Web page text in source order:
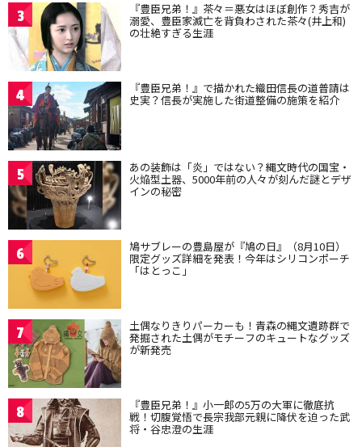
3 『豊臣兄弟！』茶々＝悪女はほぼ創作？秀吉が
溺愛、豊臣家滅亡を背負わされた茶々(井上和)
の壮絶すぎる生涯
4 『豊臣兄弟！』で描かれた織田信長の道普請は
史実？信長が実施した街道整備の施策を紹介
5 あの装飾は「炎」ではない？縄文時代の国宝・
火焔型土器、5000年前の人々が刻んだ謎とデザ
インの秘密
6 鳩サブレーの豊島屋が『鳩の日』（8月10日）
限定グッズ詳細を発表！今年はシリコンポーチ
「はとっこ」
7 土偶なりきりパーカーも！青森の縄文遺跡群で
発掘された土偶がモチーフのキュートなグッズ
が新発売
8 『豊臣兄弟！』小一郎の5万の大軍に徹底抗
戦！切腹覚悟で長宗我部元親に降伏を迫った武
将・谷忠澄の生涯